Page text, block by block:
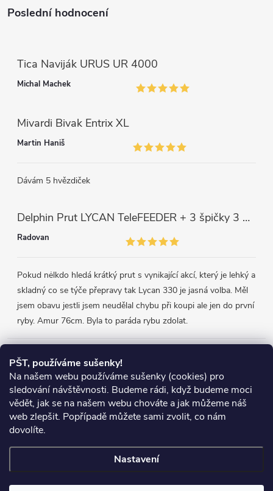
PŠT, používáme sušenky!
Na našem webu používáme sušenky (cookies) pro
sledování návštěvnosti. Budeme rádi, když budeme moci
vědět, jak se na našem webu chováte a jak můžeme náš
web zlepšit. Popřípadě můžete sami zvolit, co nám
dovolíte.
Nastavení
p
s
u
Poslední hodnocení
Tica Naviják URUS UR 4000
Michal Machek
Mivardi Bivak Entrix XL
Martin Haniš
Dávám 5 hvězdiček
Delphin Prut LYCAN TeleFEEDER + 3 špičky 3 m, 80 g
Radovan
Pokud nėlkdo hledá krátký prut s vynikající akcí, který je lehký a
skladný co se týče přepravy tak Lycan 330 je jasná volba. Měl
jsem obavu jestli jsem neudělal chybu při koupi ale jen do první
ryby. Amur 76cm. Byla to paráda rybu zdolat.
Přijímáme online platby
Heureka.cz Obchodní podmínky
Reklamace
Copyright 2026Chyť si rybu. Všechna práva vyhrazena.